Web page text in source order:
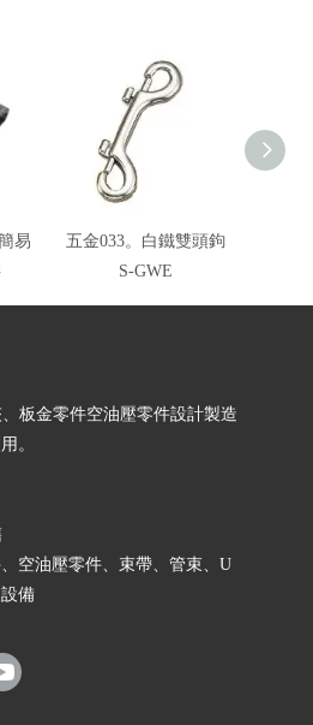
易
五金033。白鐵雙頭鉤
S-GWE
板金零件空油壓零件設計製造
。
空油壓零件、束帶、管束、U
備